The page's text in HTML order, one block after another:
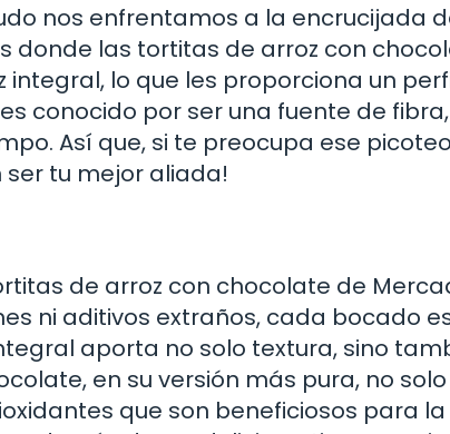
nos enfrentamos a la encrucijada
donde las tortitas de arroz con
lo que les proporciona un
conocido por ser una fuente de
Así que, si te preocupa ese
tu mejor aliada!
de arroz con chocolate de
ni aditivos extraños, cada bocado
aporta no solo textura, sino
en su versión más pura, no
que son beneficiosos para la